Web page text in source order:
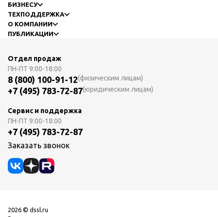
БИЗНЕСУ
ТЕХПОДДЕРЖКА
О КОМПАНИИ
ПУБЛИКАЦИИ
Отдел продаж
ПН-ПТ 9:00-18:00
8 (800) 100-91-12(физическим лицам)
+7 (495) 783-72-87(юридическим лицам)
Сервис и поддержка
ПН-ПТ 9:00-18:00
+7 (495) 783-72-87
Заказать звонок
2026 © dssl.ru